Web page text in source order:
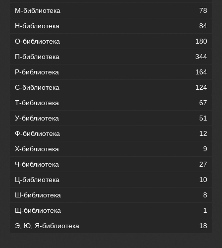
М-библиотека
78
Н-библиотека
84
О-библиотека
180
П-библиотека
344
Р-библиотека
164
С-библиотека
124
Т-библиотека
67
У-библиотека
51
Ф-библиотека
12
Х-библиотека
9
Ч-библиотека
27
Ц-библиотека
10
Ш-библиотека
8
Щ-библиотека
1
Э, Ю, Я-библиотека
18